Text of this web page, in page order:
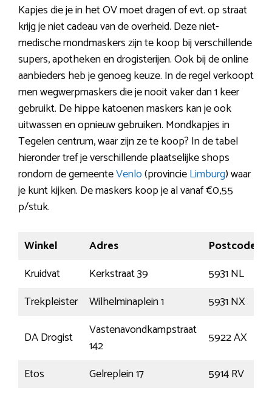
Kapjes die je in het OV moet dragen of evt. op straat
krijg je niet cadeau van de overheid. Deze niet-
medische mondmaskers zijn te koop bij verschillende
supers, apotheken en drogisterijen. Ook bij de online
aanbieders heb je genoeg keuze. In de regel verkoopt
men wegwerpmaskers die je nooit vaker dan 1 keer
gebruikt. De hippe katoenen maskers kan je ook
uitwassen en opnieuw gebruiken. Mondkapjes in
Tegelen centrum, waar zijn ze te koop? In de tabel
hieronder tref je verschillende plaatselijke shops
rondom de gemeenteVenlo(provincieLimburg) waar
je kunt kijken. De maskers koop je al vanaf €0,55
p/stuk.
Winkel Adres Postcode
Kruidvat
Kerkstraat 39 5931 NL
Trekpleister
Wilhelminaplein 1 5931 NX
DA Drogist
Vastenavondkampstraat
142
5922 AX
Etos
Gelreplein 17 5914 RV